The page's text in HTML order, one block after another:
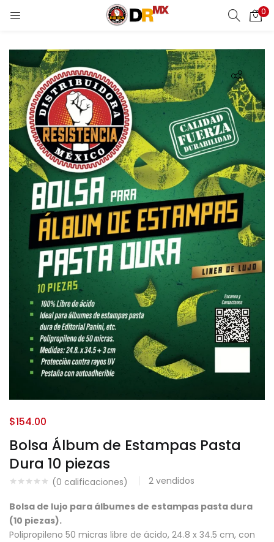
0
Bolsa Álbum de Estampas Pasta
Dura 10 piezas
(0 calificaciones) 2 vendidos
$154.00
Bolsa de lujo para álbumes de estampas pasta dura
(10 piezas).
Polipropileno 50 micras libre de ácido, 24.8 x 34.5 cm, con
Enter your username and password to login.
Remember me
Login
Lost password?